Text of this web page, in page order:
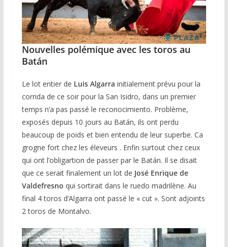
Nouvelles polémique avec les toros au
Batán
Le lot entier de Luis Algarra initialement prévu pour la
corrida de ce soir pour la San Isidro, dans un premier
temps n’a pas passé le reconocimiento. Problème,
exposés depuis 10 jours au Batán, ils ont perdu
beaucoup de poids et bien entendu de leur superbe. Ca
grogne fort chez les éleveurs . Enfin surtout chez ceux
qui ont l’obligartion de passer par le Batán. Il se disait
que ce serait finalement un lot de José Enrique de
Valdefresno qui sortirait dans le ruedo madrilène. Au
final 4 toros d’Algarra ont passé le « cut ». Sont adjoints
2 toros de Montalvo.